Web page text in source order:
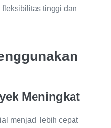
fleksibilitas tinggi dan
Meningkat
menjadi lebih cepat